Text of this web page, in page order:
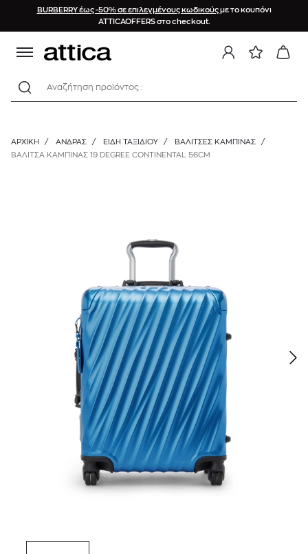
BURBERRY έως -50% σε επιλεγμένους κωδικούςμε το κουπόνι
ATTICAOFFERS στο checkout.
Αναζήτηση προϊόντος :
ΑΡΧΙΚΉ / ΑΝΔΡΑΣ / ΕΙΔΗ ΤΑΞΙΔΙΟΥ / ΒΑΛΊΤΣΕΣ ΚΑΜΠΊΝΑΣ
/
ΒΑΛΙΤΣΑ ΚΑΜΠΙΝΑΣ 19 DEGREE CONTINENTAL 56CM